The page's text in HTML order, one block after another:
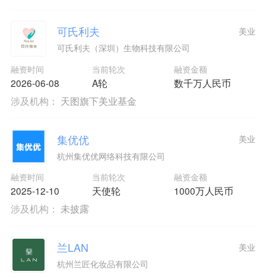
可氏利夫
可氏利夫（深圳）生物科技有限公司
融资时间
2026-06-08
当前轮次
A轮
融资金额
数千万人民币
美业
涉及机构： 天图旗下美业基金
集优优
杭州集优优网络科技有限公司
融资时间
2025-12-10
当前轮次
天使轮
融资金额
1000万人民币
美业
涉及机构： 未披露
兰LAN
杭州兰匠化妆品有限公司
美业